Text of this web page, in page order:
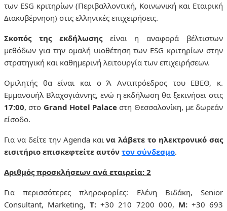
των ESG κριτηρίων (Περιβαλλοντική, Κοινωνική και Εταιρική
Διακυβέρνηση) στις ελληνικές επιχειρήσεις.
Σκοπός της εκδήλωσηςείναι η αναφορά βέλτιστων
μεθόδων για την ομαλή υιοθέτηση των ESG κριτηρίων στην
στρατηγική και καθημερινή λειτουργία των επιχειρήσεων.
Ομιλητής θα είναι και ο Ά Αντιπρόεδρος του ΕΒΕΘ, κ.
Εμμανουήλ Βλαχογιάννης, ενώ η εκδήλωση θα ξεκινήσει στις
17:00, στο Grand Hotel Palace στη Θεσσαλονίκη, με δωρεάν
είσοδο.
Για να δείτε την Agendaκαινα λάβετε το ηλεκτρονικό σας
εισιτήριο επισκεφτείτε αυτόν τον σύνδεσμο.
Αριθμός προσκλήσεων ανά εταιρεία: 2
Για περισσότερες πληροφορίες: Ελένη Βιδάκη,
Senior
Consultant, Marketing,T: +30 210 7200 000, M: +30 693